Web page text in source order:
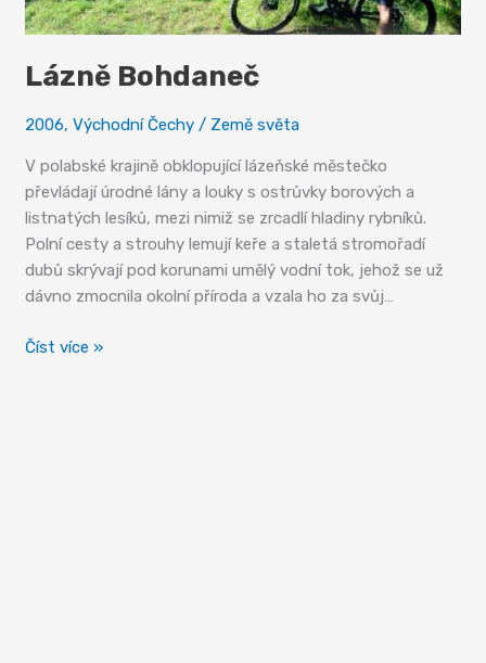
Lázně Bohdaneč
2006,Východní Čechy / Země světa
V polabské krajině obklopující lázeňské městečko
převládají úrodné lány a louky s ostrůvky borových a
listnatých lesíků, mezi nimiž se zrcadlí hladiny rybníků.
Polní cesty a strouhy lemují keře a staletá stromořadí
dubů skrývají pod korunami umělý vodní tok, jehož se už
dávno zmocnila okolní příroda a vzala ho za svůj…
Lázně
Číst více »